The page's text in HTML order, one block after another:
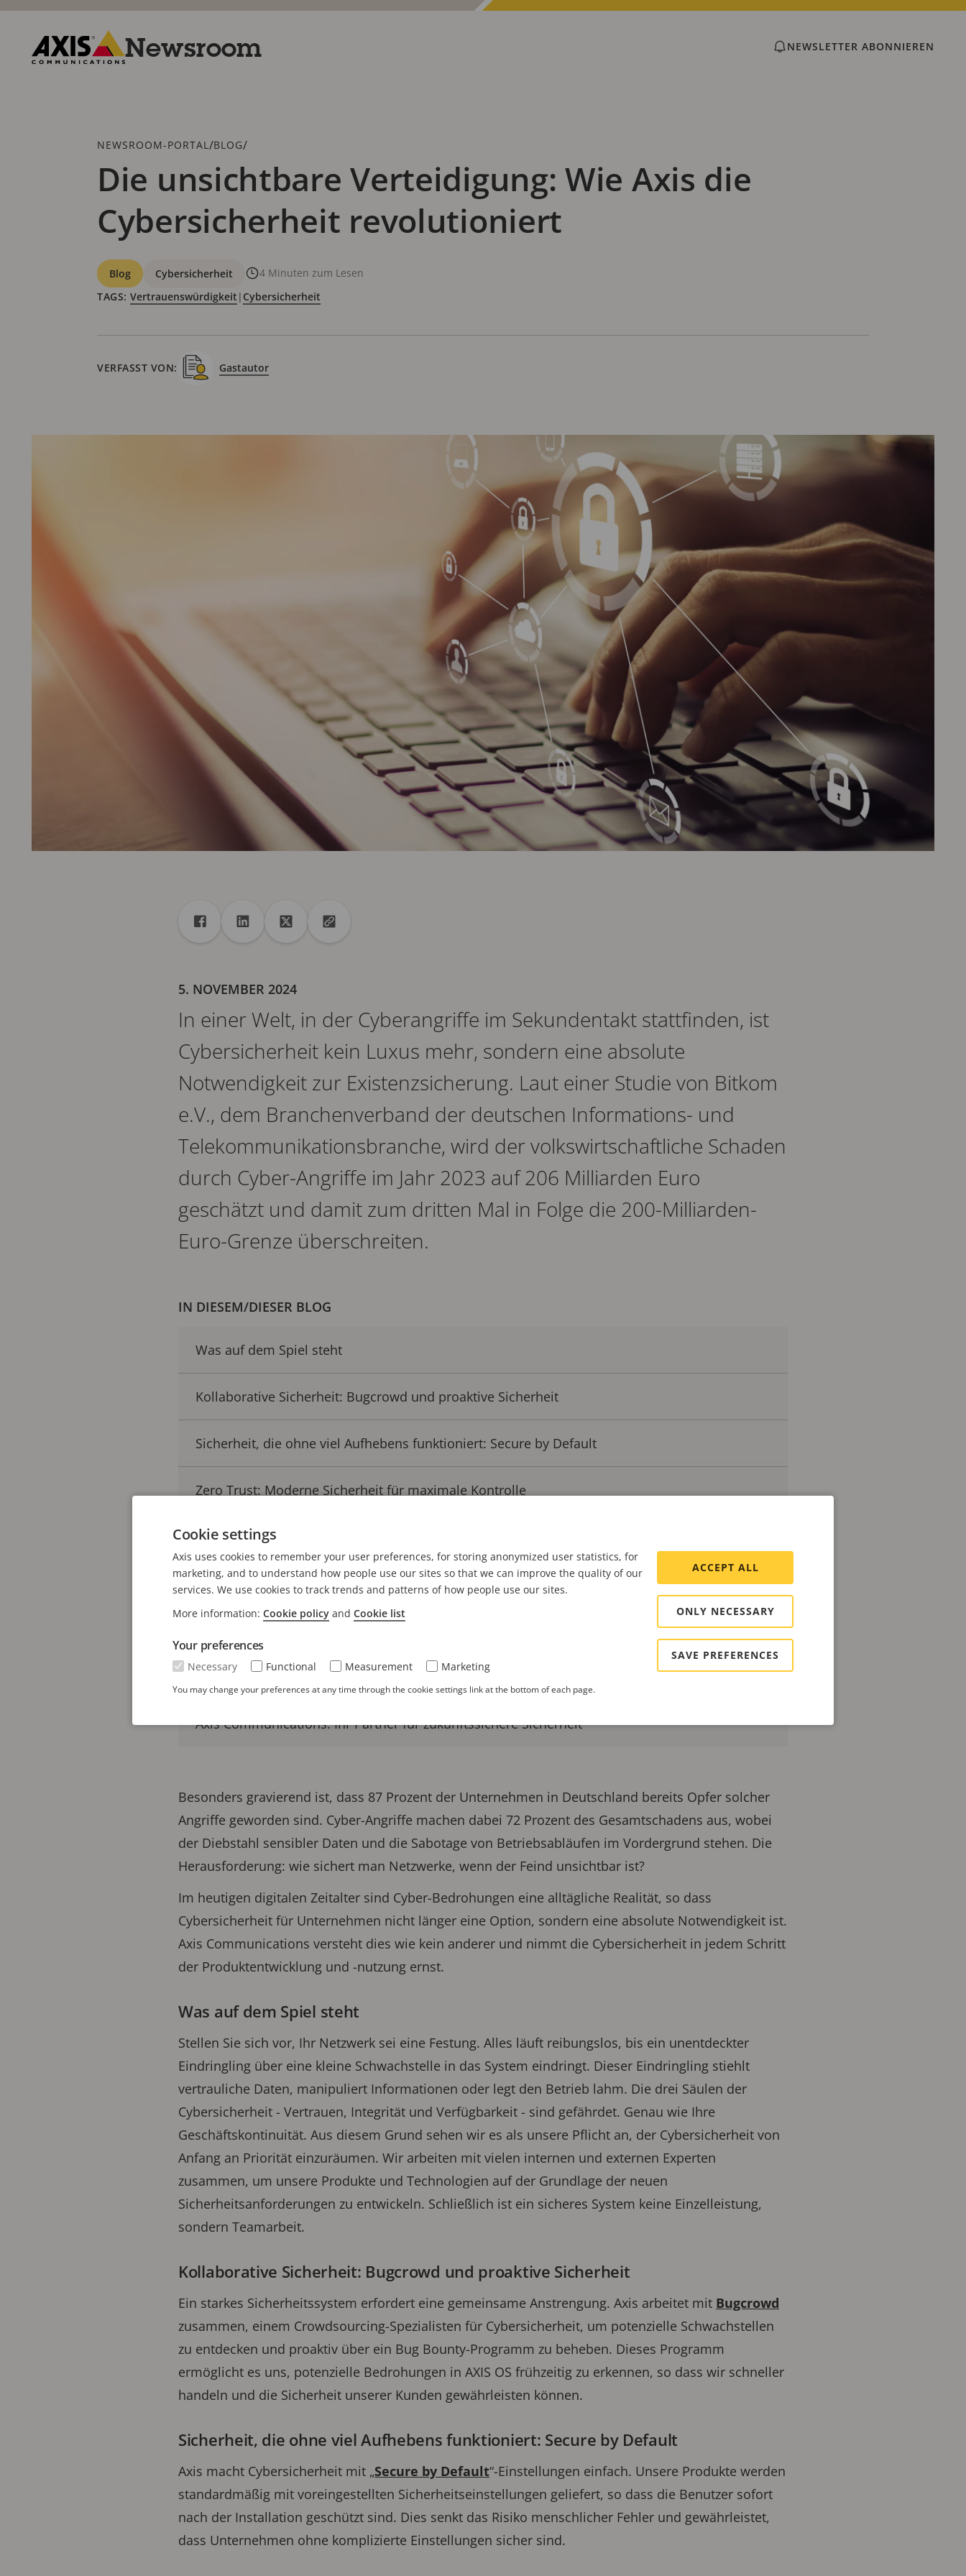
Zum
springen
Newsroom NEWSLETTER ABONNIEREN
Breadcrumb
NEWSROOM-PORTAL /BLOG/
Die unsichtbare Verteidigung: Wie Axis die
Cybersicherheit revolutioniert
Kategorien
Blog Cybersicherheit
4 Minuten zum Lesen
TAGS: Vertrauenswürdigkeit | Cybersicherheit
VERFASST VON: Gastautor
Freigabe
Teilen auf Facebook
Teilen auf Linkedin
Teilen auf XURL in die Zwischenablage kopieren
5. NOVEMBER 2024
In einer Welt, in der Cyberangriffe im Sekundentakt stattfinden, ist
Cybersicherheit kein Luxus mehr, sondern eine absolute
Notwendigkeit zur Existenzsicherung. Laut einer Studie von Bitkom
e.V., dem Branchenverband der deutschen Informations- und
Telekommunikationsbranche, wird der volkswirtschaftliche Schaden
durch Cyber-Angriffe im Jahr 2023 auf 206 Milliarden Euro
geschätzt und damit zum dritten Mal in Folge die 200-Milliarden-
Euro-Grenze überschreiten.
IN DIESEM/DIESER BLOG
Was auf dem Spiel steht
Kollaborative Sicherheit: Bugcrowd und proaktive Sicherheit
Sicherheit, die ohne viel Aufhebens funktioniert: Secure by Default
Zero Trust: Moderne Sicherheit für maximale Kontrolle
Unsere Sicherheitsgrundsätze
Sicherheit bis auf die Hardware-Ebene: Axis Edge Vault
Cybersecurity während des gesamten Produktlebenszyklus
Axis Communications: Ihr Partner für zukunftssichere Sicherheit
Besonders gravierend ist, dass 87 Prozent der Unternehmen in Deutschland bereits Opfer solcher
Angriffe geworden sind. Cyber-Angriffe machen dabei 72 Prozent des Gesamtschadens aus, wobei
der Diebstahl sensibler Daten und die Sabotage von Betriebsabläufen im Vordergrund stehen. Die
Herausforderung: wie sichert man Netzwerke, wenn der Feind unsichtbar ist?
Im heutigen digitalen Zeitalter sind Cyber-Bedrohungen eine alltägliche Realität, so dass
Cybersicherheit für Unternehmen nicht länger eine Option, sondern eine absolute Notwendigkeit ist.
Axis Communications versteht dies wie kein anderer und nimmt die Cybersicherheit in jedem Schritt
der Produktentwicklung und -nutzung ernst.
Was auf dem Spiel steht
Stellen Sie sich vor, Ihr Netzwerk sei eine Festung. Alles läuft reibungslos, bis ein unentdeckter
Eindringling über eine kleine Schwachstelle in das System eindringt. Dieser Eindringling stiehlt
vertrauliche Daten, manipuliert Informationen oder legt den Betrieb lahm. Die drei Säulen der
Cybersicherheit - Vertrauen, Integrität und Verfügbarkeit - sind gefährdet. Genau wie Ihre
Geschäftskontinuität. Aus diesem Grund sehen wir es als unsere Pflicht an, der Cybersicherheit von
Anfang an Priorität einzuräumen. Wir arbeiten mit vielen internen und externen Experten
zusammen, um unsere Produkte und Technologien auf der Grundlage der neuen
Sicherheitsanforderungen zu entwickeln. Schließlich ist ein sicheres System keine Einzelleistung,
sondern Teamarbeit.
Kollaborative Sicherheit: Bugcrowd und proaktive Sicherheit
Ein starkes Sicherheitssystem erfordert eine gemeinsame Anstrengung. Axis arbeitet mit Bugcrowd
zusammen, einem Crowdsourcing-Spezialisten für Cybersicherheit, um potenzielle Schwachstellen
zu entdecken und proaktiv über ein Bug Bounty-Programm zu beheben. Dieses Programm
ermöglicht es uns, potenzielle Bedrohungen in AXIS OS frühzeitig zu erkennen, so dass wir schneller
handeln und die Sicherheit unserer Kunden gewährleisten können.
Sicherheit, die ohne viel Aufhebens funktioniert: Secure by Default
Axis macht Cybersicherheit mit „Secure by Default“-Einstellungen einfach. Unsere Produkte werden
standardmäßig mit voreingestellten Sicherheitseinstellungen geliefert, so dass die Benutzer sofort
nach der Installation geschützt sind. Dies senkt das Risiko menschlicher Fehler und gewährleistet,
dass Unternehmen ohne komplizierte Einstellungen sicher sind.
Cookie settings
Axis uses cookies to remember your user preferences, for storing anonymized user statistics, for
marketing, and to understand how people use our sites so that we can improve the quality of our
services. We use cookies to track trends and patterns of how people use our sites.
More information: Cookie policy and Cookie list
Your preferences
Necessary Functional Measurement Marketing
You may change your preferences at any time through the cookie settings link at the bottom of each page.
ACCEPT ALL
ONLY NECESSARY
SAVE PREFERENCES